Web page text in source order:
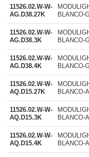
11526.02.W-W-
AG.D38.27K
BLANCO-
11526.02.W-W-
AG.D38.3K
BLANCO-
11526.02.W-W-
AG.D38.4K
BLANCO-
11526.02.W-W-
AQ.D15.27K
BLANCO-
11526.02.W-W-
AQ.D15.3K
BLANCO-
11526.02.W-W-
AQ.D15.4K
BLANCO-